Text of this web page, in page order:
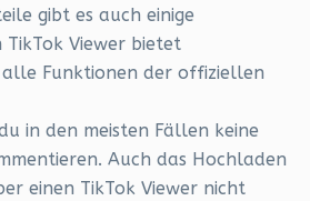
gibt es auch einige
TikTok Viewer bietet
Funktionen der offiziellen
in den meisten Fällen keine
Auch das Hochladen
einen TikTok Viewer nicht